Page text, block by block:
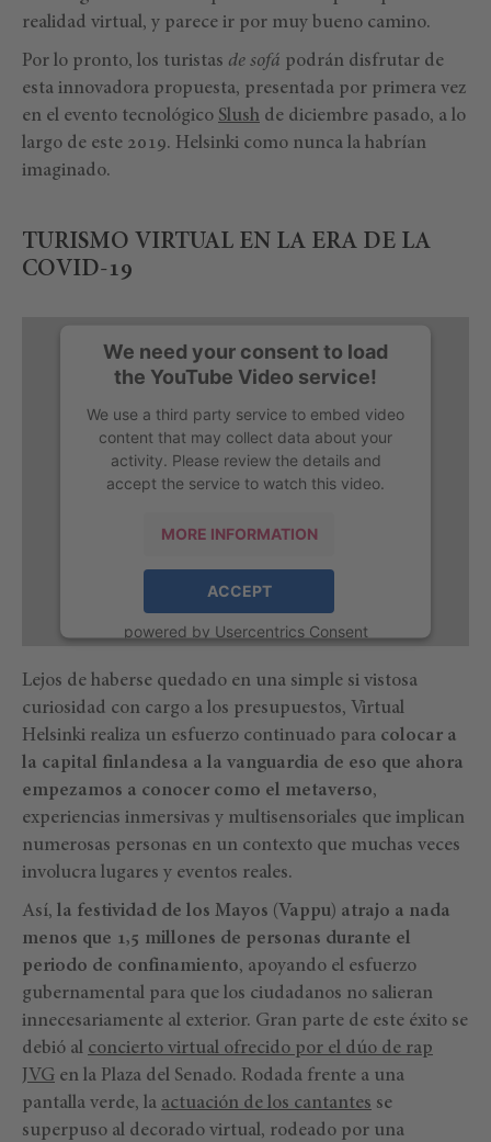
realidad virtual, y parece ir por muy bueno camino.
Por lo pronto, los turistas de sofá podrán disfrutar de
esta innovadora propuesta, presentada por primera vez
en el evento tecnológico Slush de diciembre pasado, a lo
largo de este 2019. Helsinki como nunca la habrían
imaginado.
TURISMO VIRTUAL EN LA ERA DE LA
COVID-19
We need your consent to load
the YouTube Video service!
We use a third party service to embed video
content that may collect data about your
activity. Please review the details and
accept the service to watch this video.
MORE INFORMATION
ACCEPT
powered by Usercentrics Consent
Lejos de haberse quedado en una simple si vistosa
curiosidad con cargo a los presupuestos, Virtual
Helsinki realiza un esfuerzo continuado para colocar a
la capital finlandesa a la vanguardia de eso que ahora
empezamos a conocer como el metaverso,
experiencias inmersivas y multisensoriales que implican
numerosas personas en un contexto que muchas veces
involucra lugares y eventos reales.
Así, la festividad de los Mayos (Vappu) atrajo a nada
menos que 1,5 millones de personas durante el
periodo de confinamiento, apoyando el esfuerzo
gubernamental para que los ciudadanos no salieran
innecesariamente al exterior. Gran parte de este éxito se
debió al concierto virtual ofrecido por el dúo de rap
JVG en la Plaza del Senado. Rodada frente a una
pantalla verde, la actuación de los cantantes se
superpuso al decorado virtual, rodeado por una